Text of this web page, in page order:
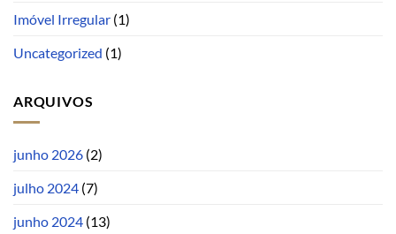
Imóvel Irregular (1)
Uncategorized (1)
ARQUIVOS
junho 2026 (2)
julho 2024 (7)
junho 2024 (13)